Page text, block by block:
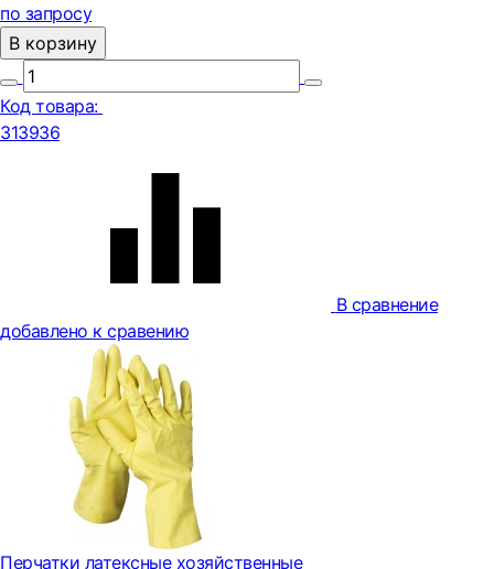
по запросу
В корзину
Код товара:
313936
В сравнение
добавлено к сравению
Перчатки латексные хозяйственные